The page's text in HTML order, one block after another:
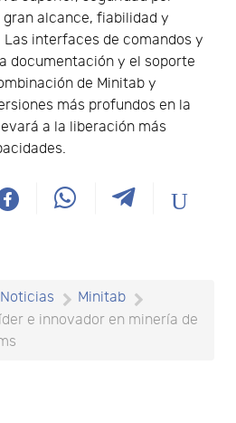
alcance, fiabilidad y
interfaces de comandos y
documentación y el soporte
de Minitab y
más profundos en la
a la liberación más
Noticias
Minitab
e innovador en minería de